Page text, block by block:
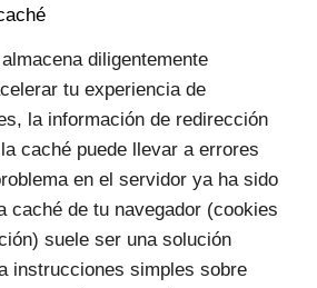
diligentemente
tu experiencia de
la información de redirección
caché puede llevar a errores
en el servidor ya ha sido
caché de tu navegador (cookies
suele ser una solución
instrucciones simples sobre